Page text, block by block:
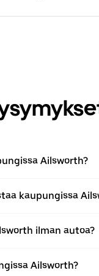
Ailsworth?
kaupungissa
ilman autoa?
Ailsworth?